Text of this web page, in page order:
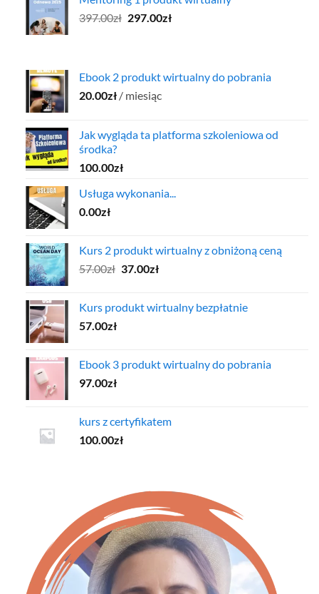
157.00zł.97.00zł.
397.00zł Pierwotna
297.00złAktualna
Ebook 2 produkt wirtualny do pobrania
20.00zł / miesiąc
Jak wygląda ta platforma szkoleniowa od
środka?
100.00zł
Usługa wykonania...
0.00zł
Kurs 2 produkt wirtualny z obniżoną ceną
57.00zł Pierwotna
57.00zł.
37.00złAktualna
37.00zł.
Kurs produkt wirtualny bezpłatnie
57.00zł
Ebook 3 produkt wirtualny do pobrania
97.00zł
kurs z certyfikatem
100.00zł